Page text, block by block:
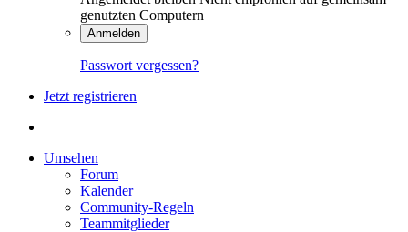
genutzten Computern
Anmelden
Passwort vergessen?
Jetzt registrieren
Umsehen
Forum
Kalender
Community-Regeln
Teammitglieder